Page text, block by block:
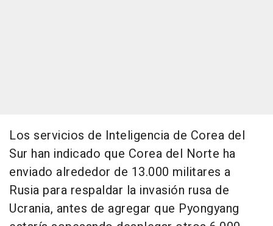
Los servicios de Inteligencia de Corea del
Sur han indicado que Corea del Norte ha
enviado alrededor de 13.000 militares a
Rusia para respaldar la invasión rusa de
Ucrania, antes de agregar que Pyongyang